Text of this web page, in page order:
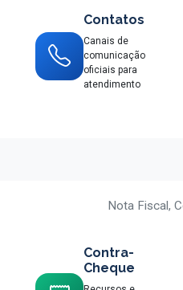
Contatos
Canais de
comunicação
oficiais para
atendimento
Nota Fiscal,
Contra-
Cheque